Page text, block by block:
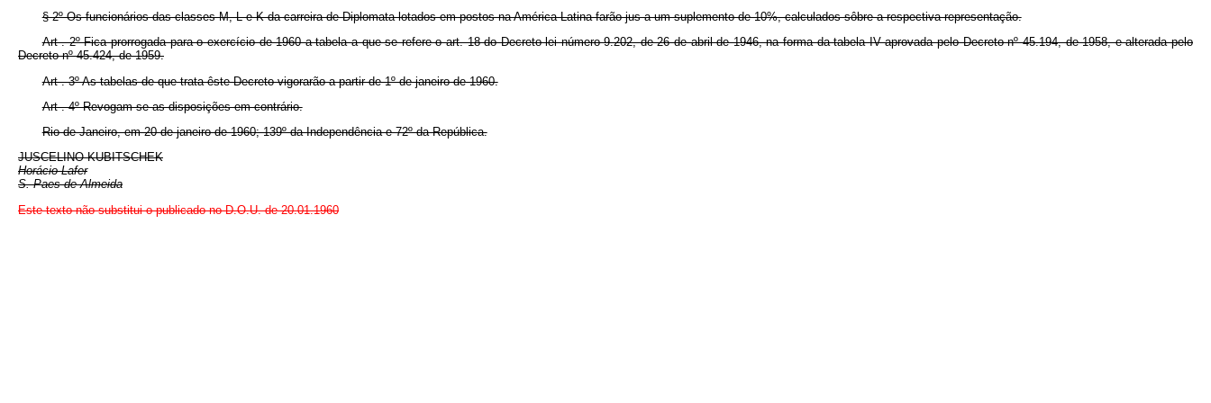
§ 2º Os funcionários das classes M, L e K da carreira de Diplomata lotados em postos na América Latina farão jus a um suplemento de 10%, calculados sôbre a respectiva representação.
Art . 2º Fica prorrogada para o exercício de 1960 a tabela a que se refere o art. 18 do Decreto-lei número 9.202, de 26 de abril de 1946, na forma da tabela IV aprovada pelo Decreto nº 45.194, de 1958, e alterada pelo
Decreto nº 45.424, de 1959.
Art . 3º As tabelas de que trata êste Decreto vigorarão a partir de 1º de janeiro de 1960.
Art . 4º Revogam-se as disposições em contrário.
Rio de Janeiro, em 20 de janeiro de 1960; 139º da Independência e 72º da República.
JUSCELINO KUBITSCHEK
Horácio Lafer
S. Paes de Almeida
Este texto não substitui o publicado no D.O.U. de 20.01.1960